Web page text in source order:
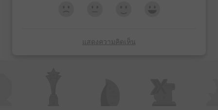
แสดงความคิดเห็น